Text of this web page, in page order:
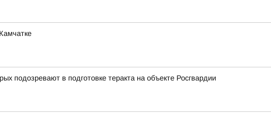
подозревают в подготовке теракта на объекте Росгвардии